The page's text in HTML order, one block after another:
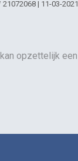
| 11-03-2021
opzettelijk